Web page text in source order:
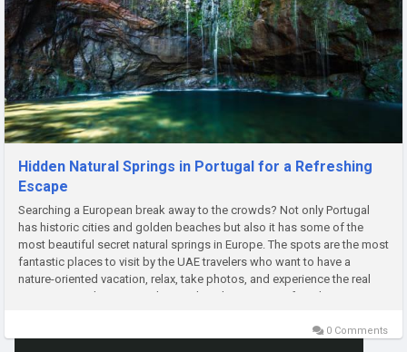
Hidden Natural Springs in Portugal for a Refreshing
Escape
Searching a European break away to the crowds? Not only Portugal
has historic cities and golden beaches but also it has some of the
most beautiful secret natural springs in Europe. The spots are the most
fantastic places to visit by the UAE travelers who want to have a
nature-oriented vacation, relax, take photos, and experience the real
Portuguese calmness. Understanding the process of apply...
0 Comments